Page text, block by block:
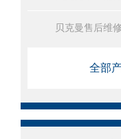
贝克曼售后维修
全部